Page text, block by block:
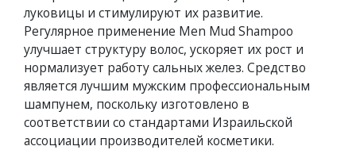
луковицы и стимулируют их развитие.
Регулярное применение Men Mud Shampoo
улучшает структуру волос, ускоряет их рост и
нормализует работу сальных желез. Средство
является лучшим мужским профессиональным
шампунем, поскольку изготовлено в
соответствии со стандартами Израильской
ассоциации производителей косметики.